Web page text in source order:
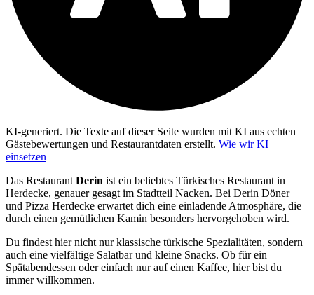
KI-generiert. Die Texte auf dieser Seite wurden mit KI aus echten
Gästebewertungen und Restaurantdaten erstellt. Wie wir KI
einsetzen
Das Restaurant Derin ist ein beliebtes Türkisches Restaurant in
Herdecke, genauer gesagt im Stadtteil Nacken. Bei Derin Döner
und Pizza Herdecke erwartet dich eine einladende Atmosphäre, die
durch einen gemütlichen Kamin besonders hervorgehoben wird.
Du findest hier nicht nur klassische türkische Spezialitäten, sondern
auch eine vielfältige Salatbar und kleine Snacks. Ob für ein
Spätabendessen oder einfach nur auf einen Kaffee, hier bist du
immer willkommen.